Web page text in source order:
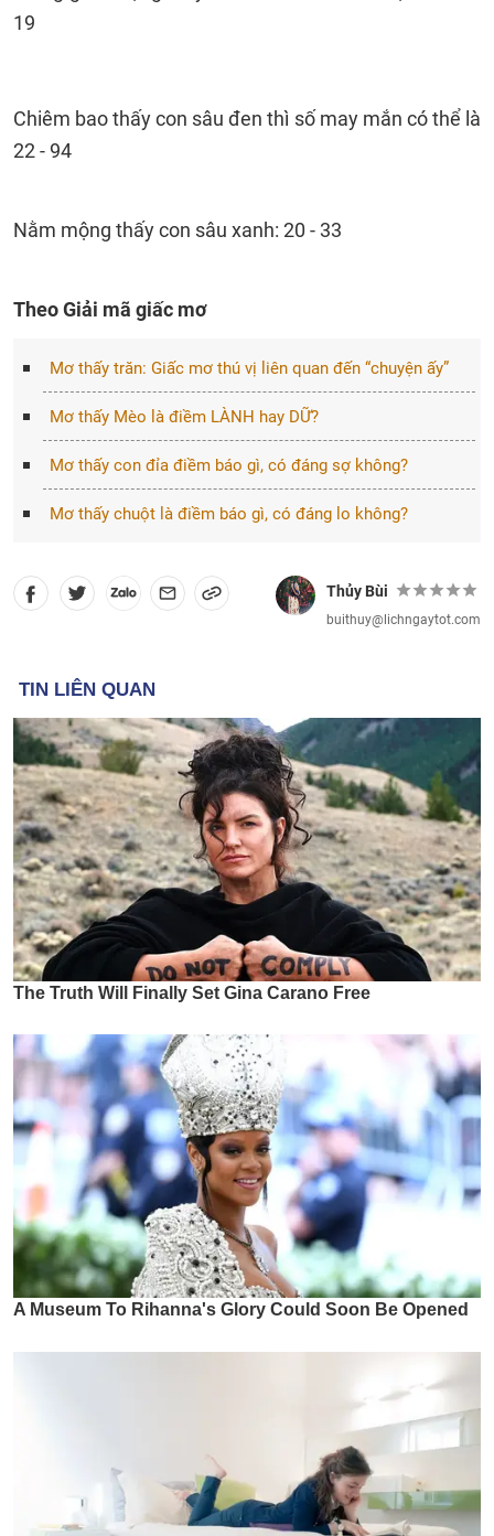
19
Chiêm bao thấy con sâu đen thì số may mắn có thể là
22 - 94
Nằm mộng thấy con sâu xanh: 20 - 33
Theo Giải mã giấc mơ
Mơ thấy trăn: Giấc mơ thú vị liên quan đến “chuyện ấy”
Mơ thấy Mèo là điềm LÀNH hay DỮ?
Mơ thấy con đỉa điềm báo gì, có đáng sợ không?
Mơ thấy chuột là điềm báo gì, có đáng lo không?
Thủy Bùi
buithuy@lichngaytot.com